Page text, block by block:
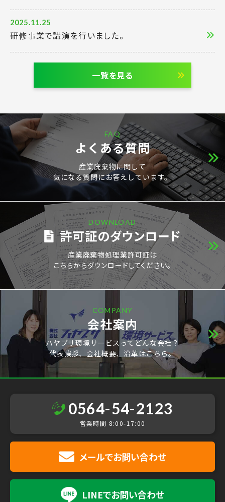
2025.11.25
研修事業で講演を行いました。
一覧を見る
FAQ
よくある質問
産業廃棄物に関して
気になる質問にお答えしています。
DOWNLOAD
許可証のダウンロード
産業廃棄物処理業許可証は
こちらからダウンロードしてください。
COMPANY
会社案内
ハヤブサ環境サービスってどんな会社？
代表挨拶、会社概要、沿革はこちら。
0564-54-2123
営業時間 8:00-17:00
メールでお問い合わせ
LINEでお問い合わせ